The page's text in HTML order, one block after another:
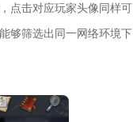
点击对应玩家头像同样可
够筛选出同一网络环境下